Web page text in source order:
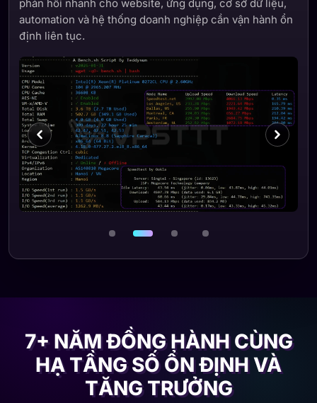
automation và hệ thống doanh nghiệp cần vận hành ổn
định liên tục.
7+ NĂM ĐỒNG HÀNH CÙNG
HẠ TẦNG SỐ ỔN ĐỊNH VÀ
TĂNG TRƯỞNG